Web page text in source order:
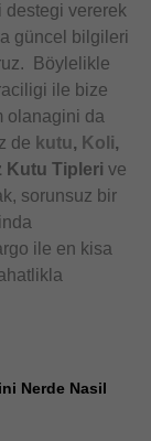
vererek
güncel bilgileri
Böylelikle
ile bize
olanagini da
de kutu, Koli,
Kutu Tipleri ve
sorunsuz bir
ile en kisa
Nerde Nasil